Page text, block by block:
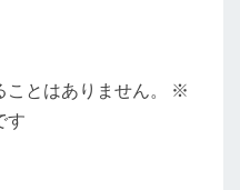
とはありません。
※
す